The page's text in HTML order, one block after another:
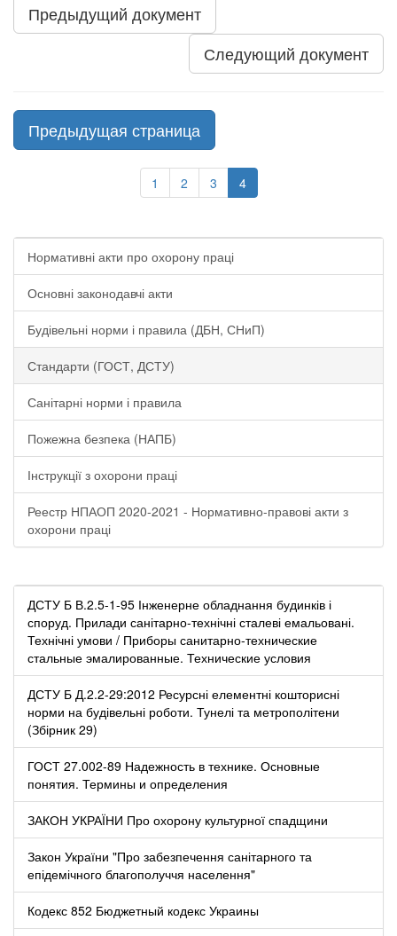
Предыдущий документ
Следующий документ
Предыдущая страница
1 2 3 4
Нормативні акти про охорону праці
Основні законодавчі акти
Будівельні норми і правила (ДБН, СНиП)
Стандарти (ГОСТ, ДСТУ)
Санітарні норми і правила
Пожежна безпека (НАПБ)
Інструкції з охорони праці
Реестр НПАОП 2020-2021 - Нормативно-правові акти з
охорони праці
ДСТУ Б В.2.5-1-95 Інженерне обладнання будинків і
споруд. Прилади санітарно-технічні сталеві емальовані.
Технічні умови / Приборы санитарно-технические
стальные эмалированные. Технические условия
ДСТУ Б Д.2.2-29:2012 Ресурсні елементні кошторисні
норми на будівельні роботи. Тунелі та метрополітени
(Збірник 29)
ГОСТ 27.002-89 Надежность в технике. Основные
понятия. Термины и определения
ЗАКОН УКРАЇНИ Про охорону культурної спадщини
Закон України "Про забезпечення санітарного та
епідемічного благополуччя населення"
Кодекс 852 Бюджетный кодекс Украины